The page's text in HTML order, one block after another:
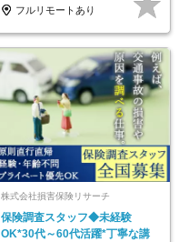
フルリモートあり
株式会社損害保険リサーチ
保険調査スタッフ◆未経験
OK*30代～60代活躍*丁寧な講